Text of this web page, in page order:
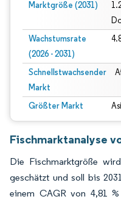
Marktgröße (2031)
Wachstumsrate
(2026 - 2031)
Schnellstwachsender
Markt
Größter Markt
Fischmarktanalyse
Die Fischmarktgröße
geschätzt und soll bis
einem CAGR von 4,81